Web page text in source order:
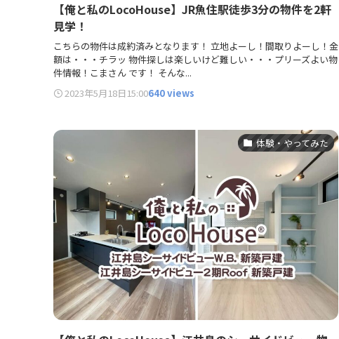
【俺と私のLocoHouse】JR魚住駅徒歩3分の物件を2軒
見学！
こちらの物件は成約済みとなります！ 立地よーし！間取りよーし！金
額は・・・チラッ 物件探しは楽しいけど難しい・・・プリーズよい物
件情報！こまさん です！ そんな...
2023年5月18日15:00640 views
体験・やってみた